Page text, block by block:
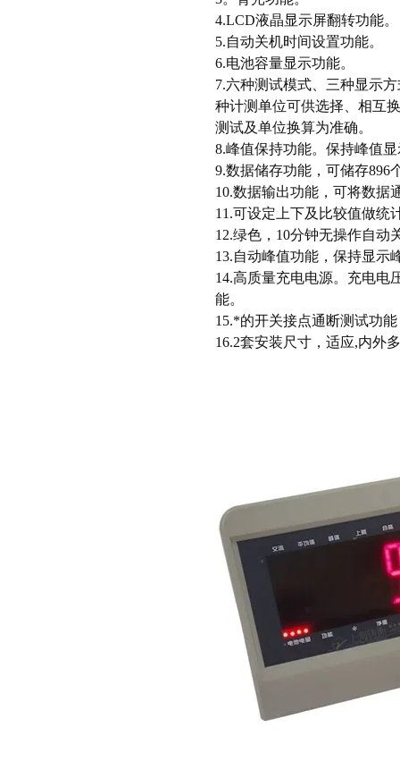
4.LCD液晶显示屏翻转功能。
5.自动关机时间设置功能。
6.电池容量显示功能。
7.六种测试模式、三种显示
种计测单位可供选择、相互
测试及单位换算为准确。
8.峰值保持功能。保持峰值
9.数据储存功能，可储存896
10.数据输出功能，可将数据
11.可设定上下及比较值做统
12.绿色，10分钟无操作自动
13.自动峰值功能，保持显示
14.高质量充电电源。充电电
能。
15.*的开关接点通断测试功
16.2套安装尺寸，适应,内外